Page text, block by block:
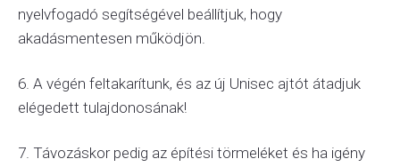
nyelvfogadó segítségével beállítjuk, hogy
akadásmentesen működjön.
6. A végén feltakarítunk, és az új Unisec ajtót átadjuk
elégedett tulajdonosának!
7. Távozáskor pedig az építési törmeléket és ha igény